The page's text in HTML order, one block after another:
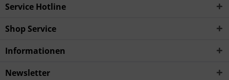
Service Hotline
Shop Service
Informationen
Newsletter